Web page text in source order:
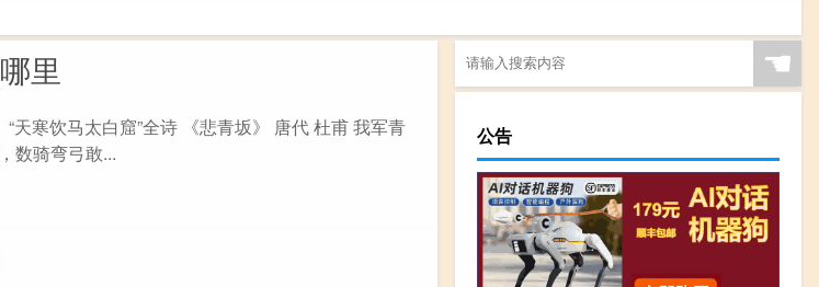
里
天寒饮马太白窟”全诗 《悲青坂》 唐代 杜甫 我军青
数骑弯弓敢...
☚
公告